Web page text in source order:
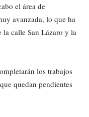
el área de
avanzada, lo que ha
calle San Lázaro y la
los trabajos
quedan pendientes